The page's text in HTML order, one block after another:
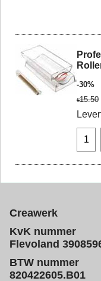
-30%
€15.50
Creawerk
KvK nummer
Flevoland
BTW nummer
820422605.B01